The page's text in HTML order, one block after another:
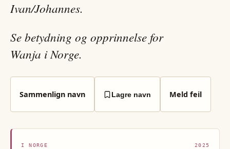
Ivan/Johannes.
Se betydning og opprinnelse for
Wanja i Norge.
Sammenlign navn Lagre navn Meld feil
I NORGE 2025